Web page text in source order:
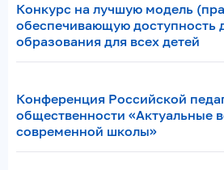
Конкурс на лучшую модель
обеспечивающую доступность
образования для всех детей
Конференция Российской
общественности «Актуальные
современной школы»